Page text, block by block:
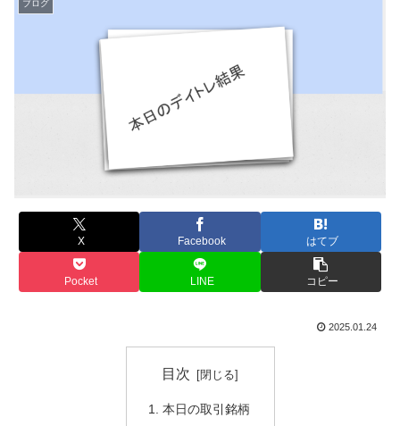
ブログ
X Facebook はてブ
Pocket LINE コピー
2025.01.24
目次
本日の取引銘柄